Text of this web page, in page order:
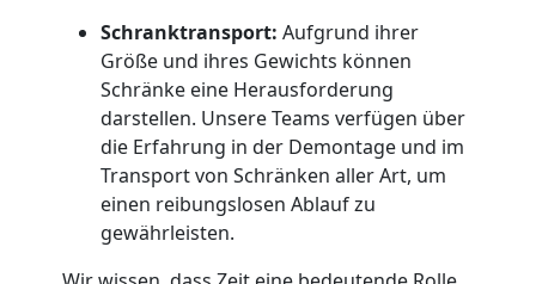
Schranktransport: Aufgrund ihrer
Größe und ihres Gewichts können
Schränke eine Herausforderung
darstellen. Unsere Teams verfügen über
die Erfahrung in der Demontage und im
Transport von Schränken aller Art, um
einen reibungslosen Ablauf zu
gewährleisten.
Leonding
Vereinsumzug
Leonding
Anfrage